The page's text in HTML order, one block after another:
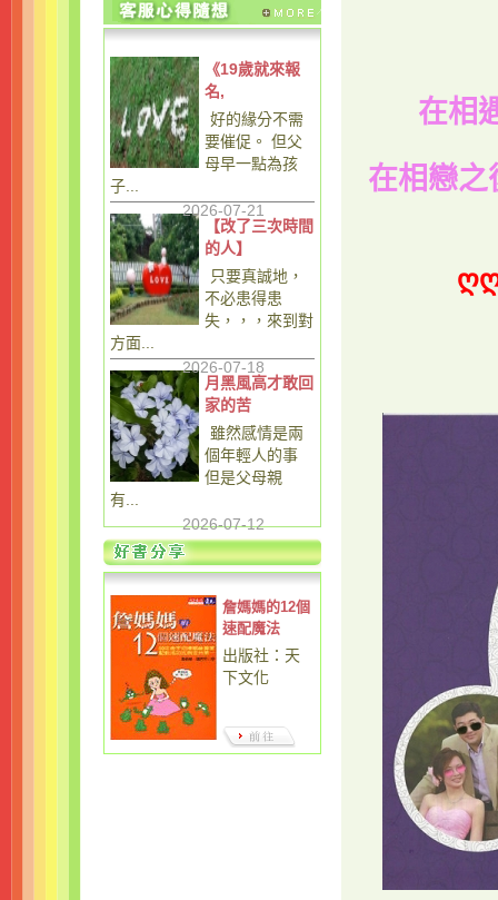
《19歲就來報
名,
好的緣分不需
要催促。 但父
母早一點為孩
子...
2026-07-21
【改了三次時間
的人】
只要真誠地，
不必患得患
失，，，來到對
方面...
2026-07-18
月黑風高才敢回
家的苦
雖然感情是兩
個年輕人的事
但是父母親
有...
2026-07-12
詹媽媽的12個
速配魔法
出版社：天
下文化
在相
在相戀之
ღ